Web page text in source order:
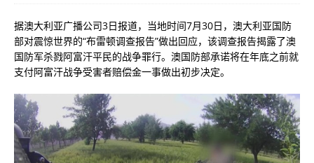
据澳大利亚广播公司3日报道，当地时间7月30日，澳大利亚国防
部对震惊世界的“布雷顿调查报告”做出回应，该调查报告揭露了澳
国防军杀戮阿富汗平民的战争罪行。澳国防部承诺将在年底之前就
支付阿富汗战争受害者赔偿金一事做出初步决定。